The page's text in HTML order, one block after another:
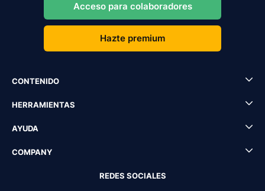
Acceso para colaboradores
Hazte premium
CONTENIDO
HERRAMIENTAS
AYUDA
COMPANY
REDES SOCIALES